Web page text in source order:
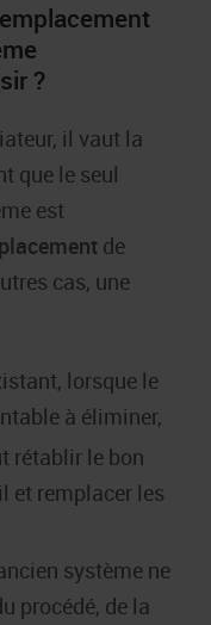
?
il vaut la
que le seul
est
de
cas, une
lorsque le
à éliminer,
rétablir le bon
et remplacer les
système ne
procédé, de la